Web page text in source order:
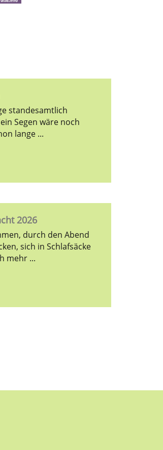
standesamtlich
Segen wäre noch
schon lange ...
2026
durch den Abend
sich in Schlafsäcke
mehr ...